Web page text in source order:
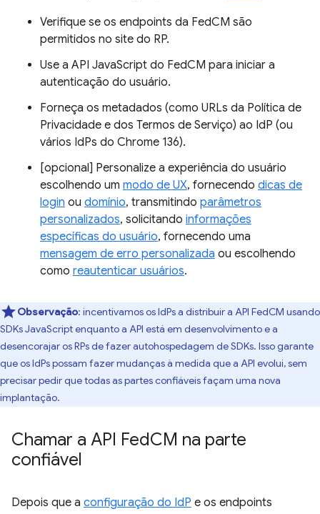
Verifique se os endpoints da FedCM são
permitidos no site do RP.
Use a API JavaScript do FedCM para iniciar a
autenticação do usuário.
Forneça os metadados (como URLs da Política de
Privacidade e dos Termos de Serviço) ao IdP (ou
vários IdPs do Chrome 136).
[opcional] Personalize a experiência do usuário
escolhendo um modo de UX, fornecendo dicas de
login ou domínio, transmitindo parâmetros
personalizados, solicitando informações
específicas do usuário, fornecendo uma
mensagem de erro personalizada ou escolhendo
como reautenticar usuários.
Observação: incentivamos os IdPs a distribuir a API FedCM usando
SDKs JavaScript enquanto a API está em desenvolvimento e a
desencorajar os RPs de fazer autohospedagem de SDKs. Isso garante
que os IdPs possam fazer mudanças à medida que a API evolui, sem
precisar pedir que todas as partes confiáveis façam uma nova
implantação.
Chamar a API FedCM na parte
confiável
Depois que a configuração do IdP e os endpoints